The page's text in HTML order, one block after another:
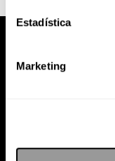
Estadística
Marketing
PODCAST